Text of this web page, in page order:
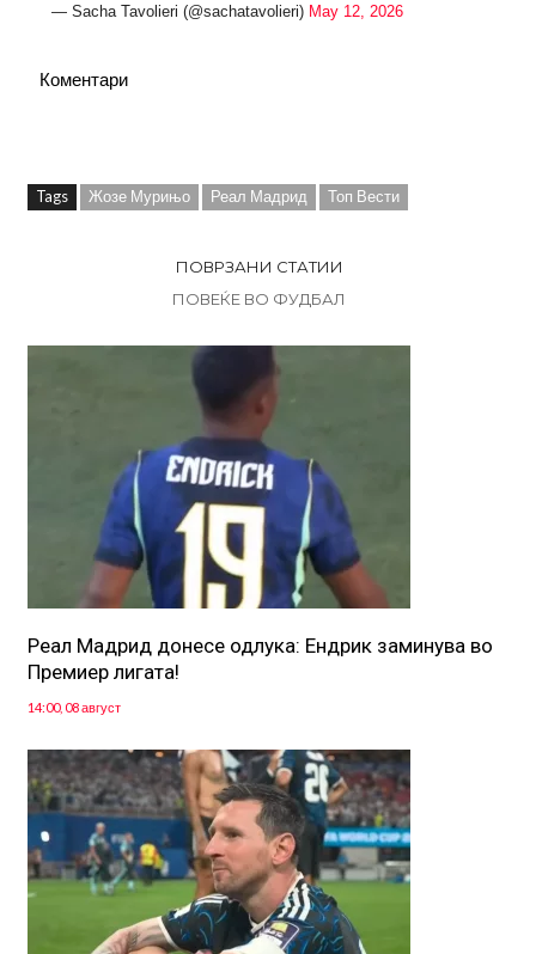
— Sacha Tavolieri (@sachatavolieri) May 12, 2026
Коментари
Tags Жозе Мурињо Реал Мадрид Топ Вести
ПОВРЗАНИ СТАТИИ
ПОВЕЌЕ ВО ФУДБАЛ
Реал Мадрид донесе одлука: Eндрик заминува во
Премиер лигата!
14:00, 08 август